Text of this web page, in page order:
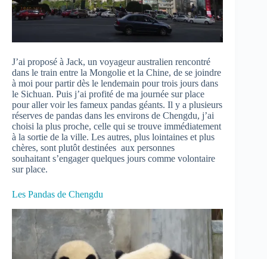
J’ai proposé à Jack, un voyageur australien rencontré
dans le train entre la Mongolie et la Chine, de se joindre
à moi pour partir dès le lendemain pour trois jours dans
le Sichuan. Puis j’ai profité de ma journée sur place
pour aller voir les fameux pandas géants. Il y a plusieurs
réserves de pandas dans les environs de Chengdu, j’ai
choisi la plus proche, celle qui se trouve immédiatement
à la sortie de la ville. Les autres, plus lointaines et plus
chères, sont plutôt destinées aux personnes
souhaitant s’engager quelques jours comme volontaire
sur place.
Les Pandas de Chengdu